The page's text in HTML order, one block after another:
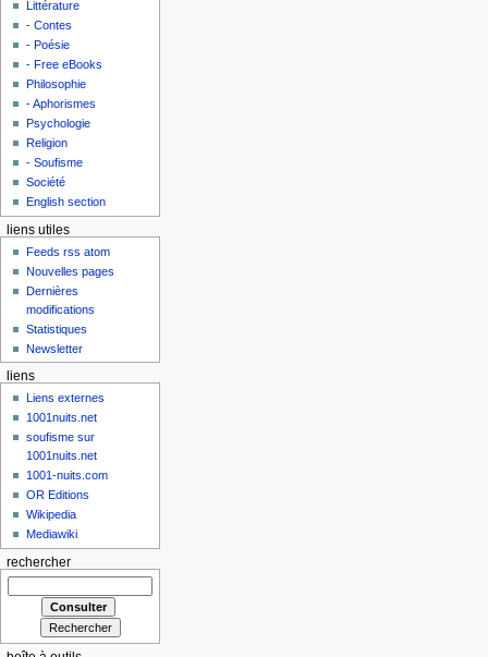
Littérature
- Contes
- Poésie
- Free eBooks
Philosophie
- Aphorismes
Psychologie
Religion
- Soufisme
Société
English section
liens utiles
Feeds rss atom
Nouvelles pages
Dernières
modifications
Statistiques
Newsletter
liens
Liens externes
1001nuits.net
soufisme sur
1001nuits.net
1001-nuits.com
OR Editions
Wikipedia
Mediawiki
rechercher